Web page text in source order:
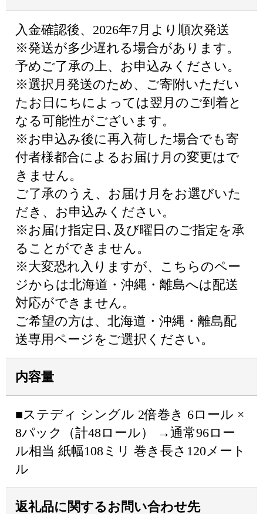
入金確認後、2026年7月より順次発送
※発送が多少遅れる場合があります。
予めご了承の上、お申込みください。
※選択月発送のため、ご寄附いただい
たお日にちによっては翌月のご到着と
なる可能性がございます。
※お申込み後に再入荷した場合でも寄
付者様都合によるお届け月の変更はで
きません。
ご了承のうえ、お届け月をお選びいた
だき、お申込みください。
※お届け指定日､及び曜日のご指定を承
ることができません。
※大変恐れ入りますが、こちらのペー
ジからは北海道・沖縄・離島へは配送
対応ができません。
ご希望の方は、北海道・沖縄・離島配
送専用ページをご選択ください。
内容量
■ステディ シングル 2倍巻き 6ロール ×
8パック（計48ロール） →通常96ロー
ル相当 紙幅108ミリ 巻き長さ120メート
ル
返礼品に関するお問い合わせ先